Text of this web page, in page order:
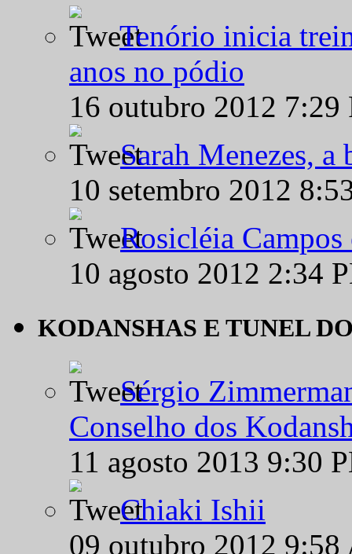
Tenório inicia
anos no pódio
16 outubro 2012
Sarah Menezes,
10 setembro 2012
Rosicléia
10 agosto 2012 2:34
KODANSHAS E TUNEL
Sérgio
Conselho dos
11 agosto 2013 9:30
Chiaki Ishii
09 outubro 2012